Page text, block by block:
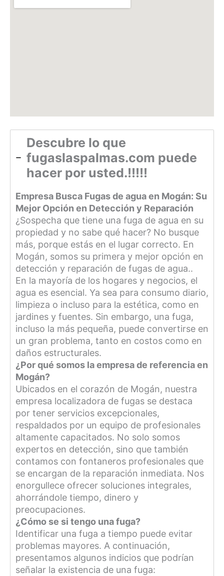
Descubre lo que
fugaslaspalmas.com puede
hacer por usted.!!!!!
Empresa Busca Fugas de agua en Mogán: Su
Mejor Opción en Detección y Reparación
¿Sospecha que tiene una fuga de agua en su
propiedad y no sabe qué hacer? No busque
más, porque estás en el lugar correcto. En
Mogán, somos su primera y mejor opción en
detección y reparación de fugas de agua..
En la mayoría de los hogares y negocios, el
agua es esencial. Ya sea para consumo diario,
limpieza o incluso para la estética, como en
jardines y fuentes. Sin embargo, una fuga,
incluso la más pequeña, puede convertirse en
un gran problema, tanto en costos como en
daños estructurales.
¿Por qué somos la empresa de referencia en
Mogán?
Ubicados en el corazón de Mogán, nuestra
empresa localizadora de fugas se destaca
por tener servicios excepcionales,
respaldados por un equipo de profesionales
altamente capacitados. No solo somos
expertos en detección, sino que también
contamos con fontaneros profesionales que
se encargan de la reparación inmediata. Nos
enorgullece ofrecer soluciones integrales,
ahorrándole tiempo, dinero y
preocupaciones.
¿Cómo se si tengo una fuga?
Identificar una fuga a tiempo puede evitar
problemas mayores. A continuación,
presentamos algunos indicios que podrían
señalar la existencia de una fuga: